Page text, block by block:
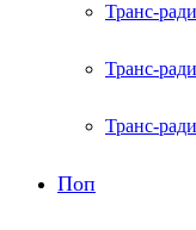
Транс-
Транс-
Транс-
Поп